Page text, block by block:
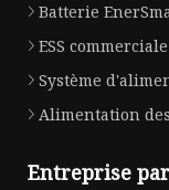
Batterie
ESS
Système
Alimentation
Entreprise